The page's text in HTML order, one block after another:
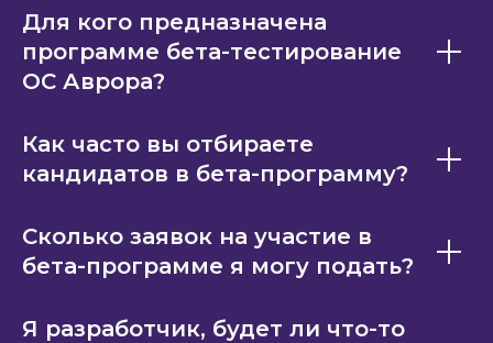
Для кого предназначена
программе бета-тестирование
ОС Аврора?
Как часто вы отбираете
кандидатов в бета-программу?
Сколько заявок на участие в
бета-программе я могу подать?
Я разработчик, будет ли что-то